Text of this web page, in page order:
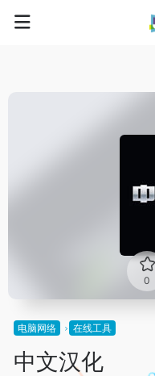
0
电脑网络 在线工具
中文汉化